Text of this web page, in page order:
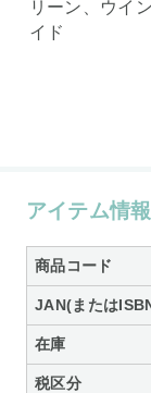
リーン、ウイ
イド
アイテム情報
商品コード
JAN(または
在庫
税区分